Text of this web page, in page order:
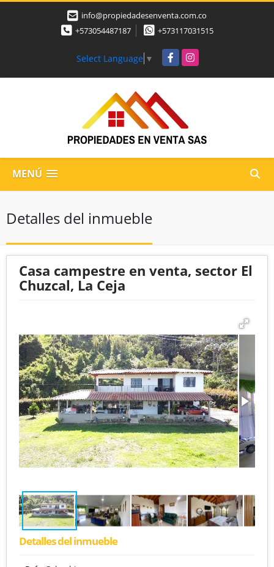
info@propiedadesenventa.com.co
+573054487187
+573117031515
Select Language ▼ FacebookInstagram
MENÚ
Detalles del inmueble
Casa campestre en venta, sector El
Chuzcal, La Ceja
Detalles del inmueble